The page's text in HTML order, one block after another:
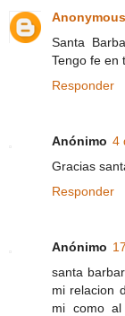
Anonymous
Santa
Tengo fe en
Responder
Anónimo 4
Gracias
Responder
Anónimo
santa
mi relacion
mi como